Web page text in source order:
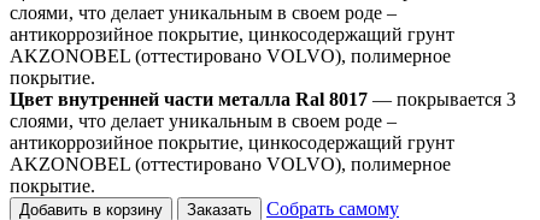
слоями, что делает уникальным в своем роде –
антикоррозийное покрытие, цинкосодержащий грунт
AKZONOBEL (оттестировано VOLVO), полимерное
покрытие.
Цвет внутренней части металла Ral 8017 — покрывается 3
слоями, что делает уникальным в своем роде –
антикоррозийное покрытие, цинкосодержащий грунт
AKZONOBEL (оттестировано VOLVO), полимерное
покрытие.
Добавить в корзину Заказать
Собрать самому